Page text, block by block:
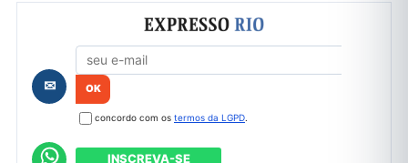
Formulário de cadastro
✉
concordo com os termos da LGPD.
INSCREVA-SE